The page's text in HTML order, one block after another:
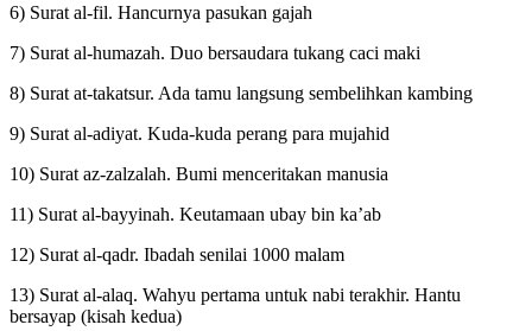
6) Surat al-fil. Hancurnya pasukan gajah
7) Surat al-humazah. Duo bersaudara tukang caci maki
8) Surat at-takatsur. Ada tamu langsung sembelihkan kambing
9) Surat al-adiyat. Kuda-kuda perang para mujahid
10) Surat az-zalzalah. Bumi menceritakan manusia
11) Surat al-bayyinah. Keutamaan ubay bin ka’ab
12) Surat al-qadr. Ibadah senilai 1000 malam
13) Surat al-alaq. Wahyu pertama untuk nabi terakhir. Hantu
bersayap (kisah kedua)